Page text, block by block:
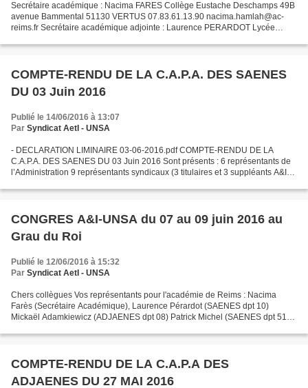
Secrétaire académique : Nacima FARES Collège Eustache Deschamps 49B
avenue Bammental 51130 VERTUS 07.83.61.13.90 nacima.hamlah@ac-
reims.fr Secrétaire académique adjointe : Laurence PERARDOT Lycée
COMPTE-RENDU DE LA C.A.P.A. DES SAENES
DU 03 Juin 2016
Publié le 14/06/2016 à 13:07
Par Syndicat AetI - UNSA
- DECLARATION LIMINAIRE 03-06-2016.pdf COMPTE-RENDU DE LA
C.A.P.A. DES SAENES DU 03 Juin 2016 Sont présents : 6 représentants de
l’Administration 9 représentants syndicaux (3 titulaires et 3 suppléants A&I-
CONGRES A&I-UNSA du 07 au 09 juin 2016 au
Grau du Roi
Publié le 12/06/2016 à 15:32
Par Syndicat AetI - UNSA
Chers collègues Vos représentants pour l'académie de Reims : Nacima
Farès (Secrétaire Académique), Laurence Pérardot (SAENES dpt 10)
Mickaël Adamkiewicz (ADJAENES dpt 08) Patrick Michel (SAENES dpt 51)
COMPTE-RENDU DE LA C.A.P.A DES
ADJAENES DU 27 MAI 2016